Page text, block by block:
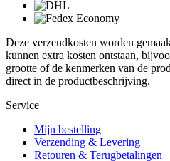
Deze verzendkosten worden
kunnen extra kosten ontstaan,
grootte of de kenmerken van de
direct in de productbeschrijving.
Service
Mijn bestelling
Verzending & Levering
Retouren & Terugbetalingen